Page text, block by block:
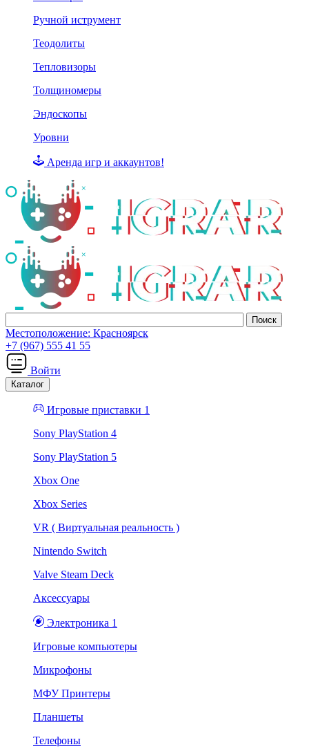
Ручной иструмент
Теодолиты
Тепловизоры
Толщиномеры
Эндоскопы
Уровни
Аренда игр и аккаунтов!
Местоположение: Красноярск
+7 (967) 555 41 55
Войти
Каталог
Игровые приставки 1
Sony PlayStation 4
Sony PlayStation 5
Xbox One
Xbox Series
VR ( Виртуальная реальность )
Nintendo Switch
Valve Steam Deck
Аксессуары
Электроника 1
Игровые компьютеры
Микрофоны
МФУ Принтеры
Планшеты
Телефоны